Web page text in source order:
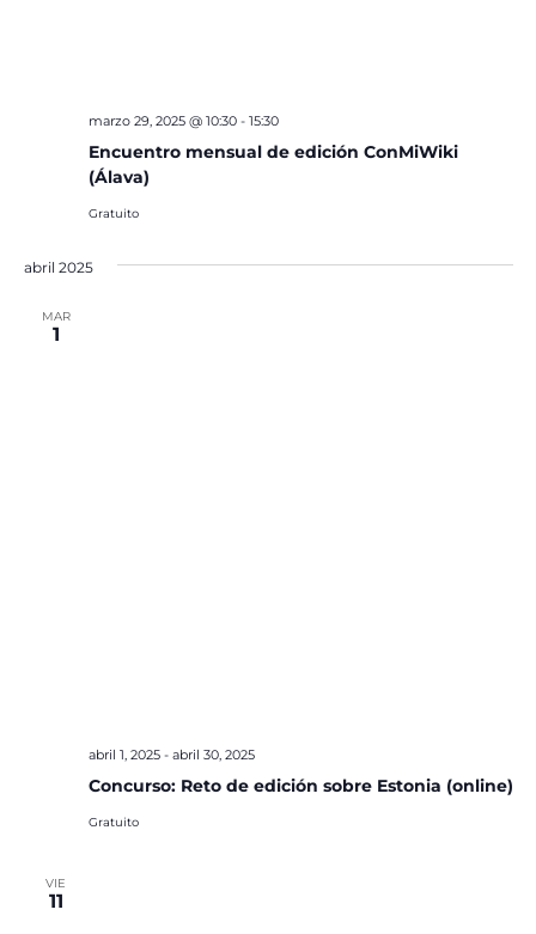
Encuentro mensual de edición ConMiWiki
(Álava)
marzo 29, 2025 @ 10:30- 15:30
Gratuito
abril 2025
MAR
1
Concurso: Reto de edición sobre Estonia (online)
abril 1, 2025- abril 30, 2025
Gratuito
VIE
11